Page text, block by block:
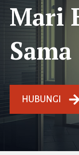
Mari
Sama
HUBUNGI